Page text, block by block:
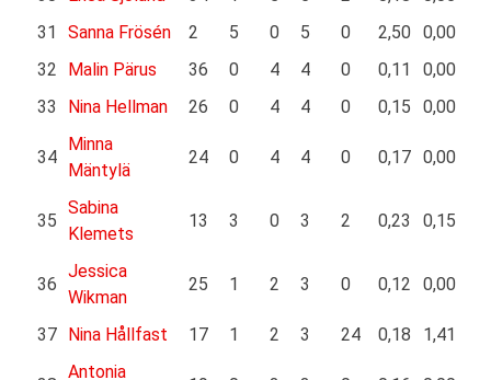
31
Sanna Frösén 2 5 0 5 0 2,50 0,00
32
Malin Pärus 36 0 4 4 0 0,11
0,00
33
Nina Hellman 26 0 4 4 0 0,15 0,00
34
Minna
Mäntylä
24 0 4 4 0 0,17 0,00
35
Sabina
Klemets
13 3 0 3 2 0,23 0,15
36
Jessica
Wikman
25 1 2 3 0 0,12 0,00
37 Nina Hållfast 17 1 2 3 24 0,18 1,41
Antonia